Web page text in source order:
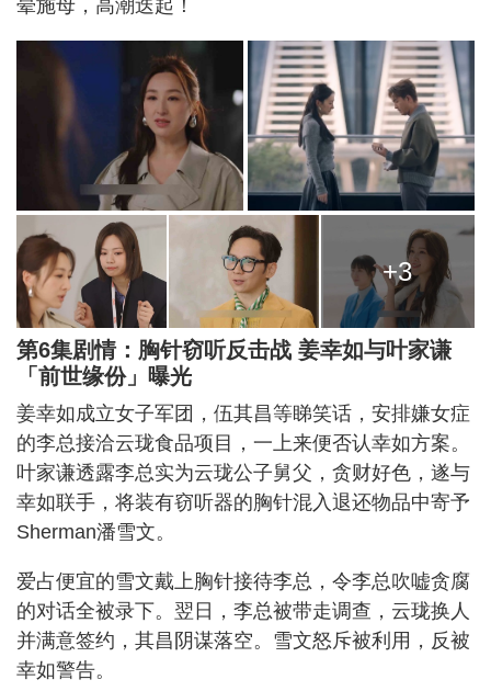
晕施母，高潮迭起！
+3
第6集剧情：胸针窃听反击战 姜幸如与叶家谦
「前世缘份」曝光
姜幸如成立女子军团，伍其昌等睇笑话，安排嫌女症
的李总接洽云珑食品项目，一上来便否认幸如方案。
叶家谦透露李总实为云珑公子舅父，贪财好色，遂与
幸如联手，将装有窃听器的胸针混入退还物品中寄予
Sherman潘雪文。
爱占便宜的雪文戴上胸针接待李总，令李总吹嘘贪腐
的对话全被录下。翌日，李总被带走调查，云珑换人
并满意签约，其昌阴谋落空。雪文怒斥被利用，反被
幸如警告。